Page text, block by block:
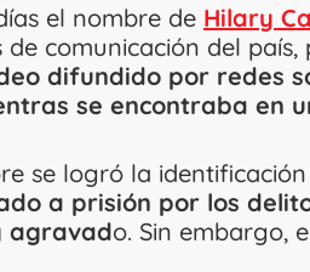
el nombre de Hilary
de comunicación del país,
difundido por redes
se encontraba en
se logró la
a prisión por los
agravado. Sin embargo,